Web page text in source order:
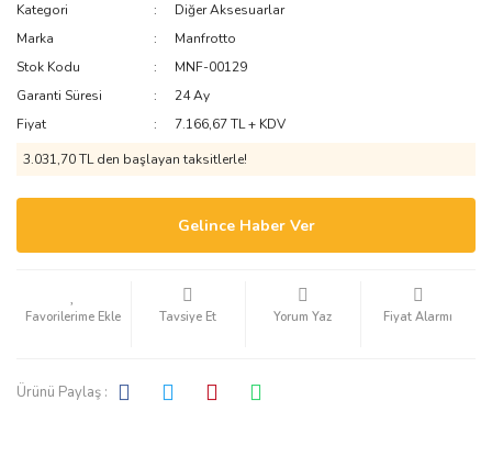
Kategori
Diğer Aksesuarlar
Marka
Manfrotto
Stok Kodu
MNF-00129
Garanti Süresi
24 Ay
Fiyat
7.166,67 TL + KDV
3.031,70 TL den başlayan taksitlerle!
Gelince Haber Ver
Tavsiye Et Yorum Yaz Fiyat Alarmı
Ürünü Paylaş :